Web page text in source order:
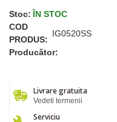
Stoc: ÎN STOC
COD
PRODUS:
IG0520SS
Producător:
Livrare gratuita
Vedeti termenii
Serviciu